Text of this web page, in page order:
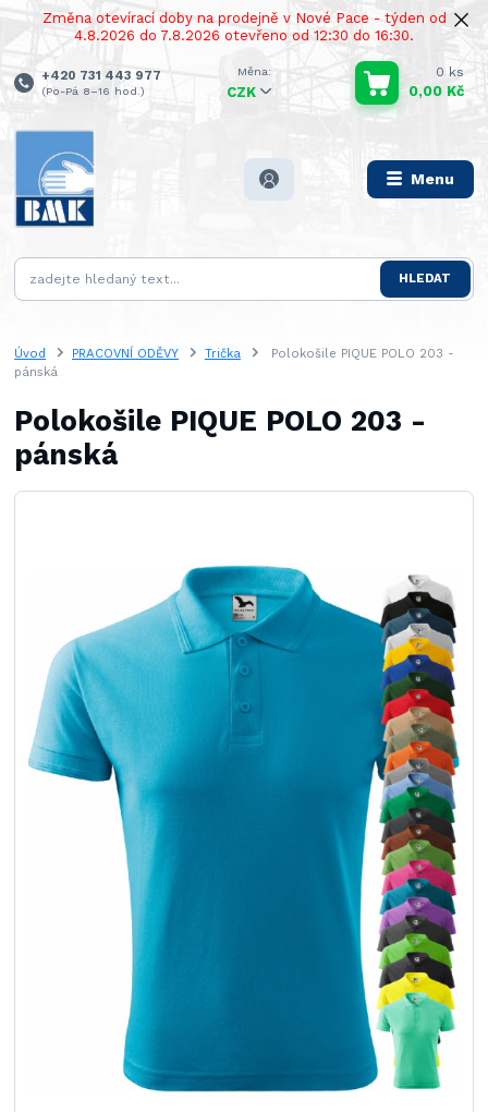
Změna otevírací doby na prodejně v Nové Pace - týden od
4.8.2026 do 7.8.2026 otevřeno od 12:30 do 16:30.
Menu
CZK
HLEDAT
+420 731 443 977
(Po-Pá 8–16 hod.)
0 ks
0,00 Kč
Úvod PRACOVNÍ ODĚVY Trička
Polokošile PIQUE POLO 203 -
pánská
Polokošile PIQUE POLO 203 -
pánská